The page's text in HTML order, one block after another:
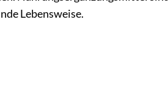
Lebensweise.